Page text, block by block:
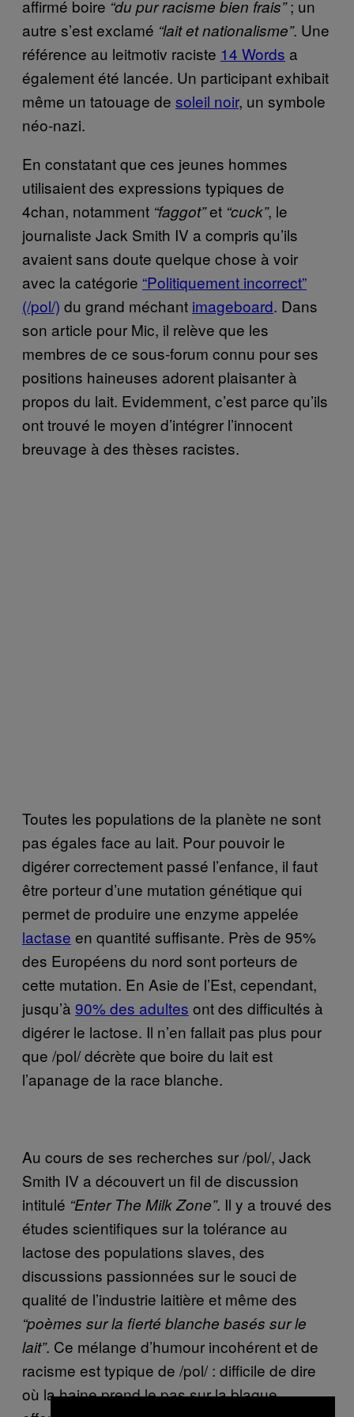
affirmé boire “du pur racisme bien frais”; un
autre s’est exclamé “lait et nationalisme”. Une
référence au leitmotiv raciste 14 Words a
également été lancée. Un participant exhibait
même un tatouage de soleil noir, un symbole
néo-nazi.
En constatant que ces jeunes hommes
utilisaient des expressions typiques de
4chan, notamment “faggot”et “cuck”, le
journaliste Jack Smith IV a compris qu’ils
avaient sans doute quelque chose à voir
avec la catégorie “Politiquement incorrect”
(/pol/) du grand méchant imageboard. Dans
son article pour Mic, il relève que les
membres de ce sous-forum connu pour ses
positions haineuses adorent plaisanter à
propos du lait. Evidemment, c’est parce qu’ils
ont trouvé le moyen d’intégrer l’innocent
breuvage à des thèses racistes.
Toutes les populations de la planète ne sont
pas égales face au lait. Pour pouvoir le
digérer correctement passé l’enfance, il faut
être porteur d’une mutation génétique qui
permet de produire une enzyme appelée
lactase en quantité suffisante. Près de 95%
des Européens du nord sont porteurs de
cette mutation. En Asie de l’Est, cependant,
jusqu’à 90% des adultes ont des difficultés à
digérer le lactose. Il n’en fallait pas plus pour
que /pol/ décrète que boire du lait est
l’apanage de la race blanche.
Au cours de ses recherches sur /pol/, Jack
Smith IV a découvert un fil de discussion
intitulé “Enter The Milk Zone”. Il y a trouvé des
études scientifiques sur la tolérance au
lactose des populations slaves, des
discussions passionnées sur le souci de
qualité de l’industrie laitière et même des
“poèmes sur la fierté blanche basés sur le
lait”. Ce mélange d’humour incohérent et de
racisme est typique de /pol/ : difficile de dire
où la haine prend le pas sur la blague